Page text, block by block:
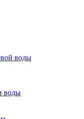
воды
воды